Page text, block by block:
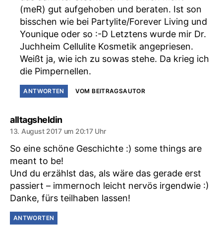
(meR) gut aufgehoben und beraten. Ist son
bisschen wie bei Partylite/Forever Living und
Younique oder so :-D Letztens wurde mir Dr.
Juchheim Cellulite Kosmetik angepriesen.
Weißt ja, wie ich zu sowas stehe. Da krieg ich
die Pimpernellen.
ANTWORTEN VOM BEITRAGSAUTOR
alltagsheldinsagt:
13. August 2017 um 20:17 Uhr
So eine schöne Geschichte :) some things are
meant to be!
Und du erzählst das, als wäre das gerade erst
passiert – immernoch leicht nervös irgendwie :)
Danke, fürs teilhaben lassen!
ANTWORTEN